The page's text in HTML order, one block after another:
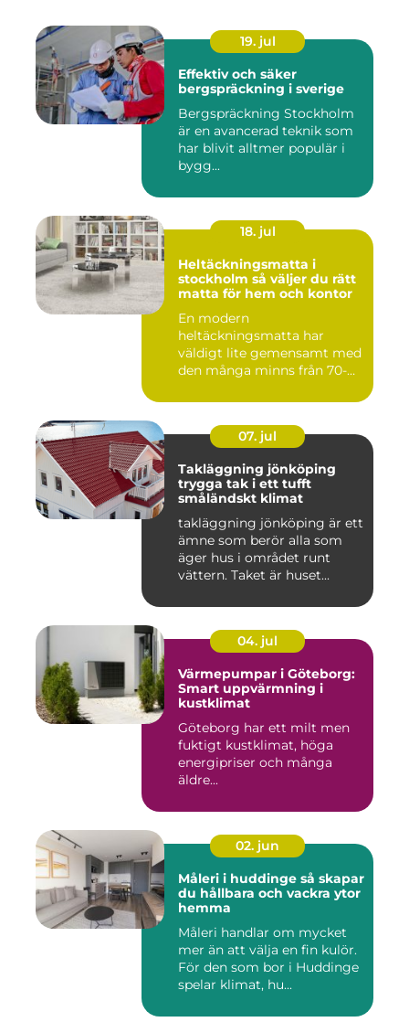
19. jul
Effektiv och säker
bergspräckning i sverige
Bergspräckning Stockholm
är en avancerad teknik som
har blivit alltmer populär i
bygg...
18. jul
Heltäckningsmatta i
stockholm så väljer du rätt
matta för hem och kontor
En modern
heltäckningsmatta har
väldigt lite gemensamt med
den många minns från 70-
07. jul
Takläggning jönköping
trygga tak i ett tufft
småländskt klimat
takläggning jönköping är ett
ämne som berör alla som
äger hus i området runt
vättern. Taket är huset...
04. jul
Värmepumpar i Göteborg:
Smart uppvärmning i
kustklimat
Göteborg har ett milt men
fuktigt kustklimat, höga
energipriser och många
äldre...
02. jun
Måleri i huddinge så skapar
du hållbara och vackra ytor
hemma
Måleri handlar om mycket
mer än att välja en fin kulör.
För den som bor i Huddinge
spelar klimat, hu...